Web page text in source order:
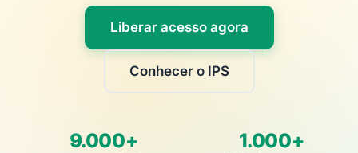
Liberar acesso agora
Conhecer o IPS
9.000+ 1.000+